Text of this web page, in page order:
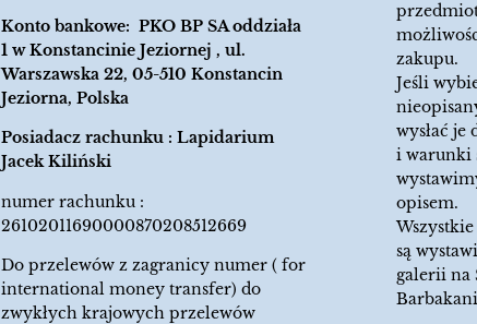
Konto bankowe: PKO BP SA oddziała
1 w Konstancinie Jeziornej , ul.
Warszawska 22, 05-510 Konstancin
Jeziorna, Polska
Posiadacz rachunku : Lapidarium
Jacek Kiliński
numer rachunku :
26102011690000870208512669
Do przelewów z zagranicy numer ( for
international money transfer) do
zwykłych krajowych przelewów
zakupu.
Jeśli
wysłać je
i warunki
opisem.
są
galerii na